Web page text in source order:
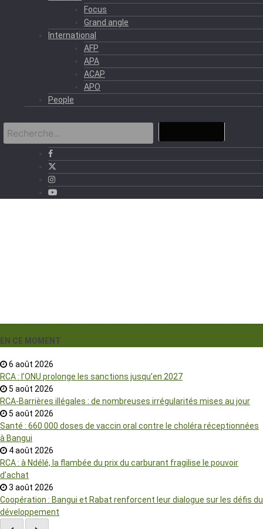
Focus
Grand angle
International
AFP
APA
ACAP
APO
People
EN CE MOMENT
6 août 2026
RCA : l’ONU prolonge les sanctions jusqu’en 2027
5 août 2026
RCA-Barrières illégales : de nombreuses irrégularités mises au jour
5 août 2026
Santé : 660 000 doses de vaccin oral contre le choléra réceptionnées
à Bangui
4 août 2026
RCA : à Ndélé, la flambée du prix du carburant fragilise le pouvoir
d’achat
3 août 2026
Coopération : Bangui et Rabat renforcent leur dialogue sur les défis du
développement